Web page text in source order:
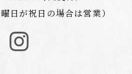
日が祝日の場合は営業）